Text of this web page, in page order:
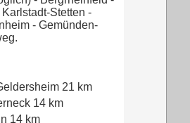
Stetten -
- Gemünden-
21 km
14 km
14 km